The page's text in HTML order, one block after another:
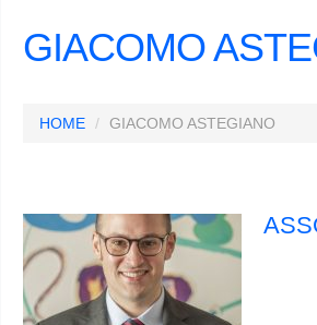
GIACOMO
HOME GIACOMO ASTEGIANO